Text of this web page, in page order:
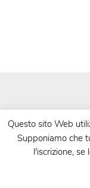
| Powered by
Questo sito Web
Supponiamo che
l'iscrizione, se